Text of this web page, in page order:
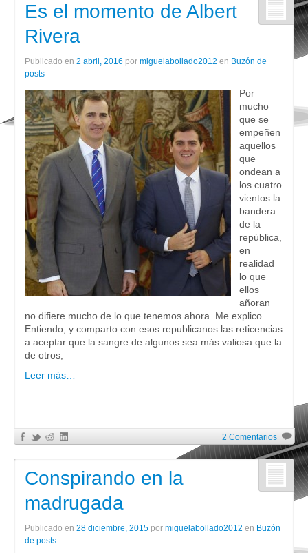
Es el momento de Albert
Rivera
Publicado en 2 abril, 2016 por miguelabollado2012 en Buzón de
posts
Por
mucho
que se
empeñen
aquellos
que
ondean a
los cuatro
vientos la
bandera
de la
república,
en
realidad
lo que
ellos
añoran
no difiere mucho de lo que tenemos ahora. Me explico.
Entiendo, y comparto con esos republicanos las reticencias
a aceptar que la sangre de algunos sea más valiosa que la
de otros,
Leer más…
2 Comentarios
Conspirando en la
madrugada
Publicado en 28 diciembre, 2015 por miguelabollado2012 en Buzón
de posts